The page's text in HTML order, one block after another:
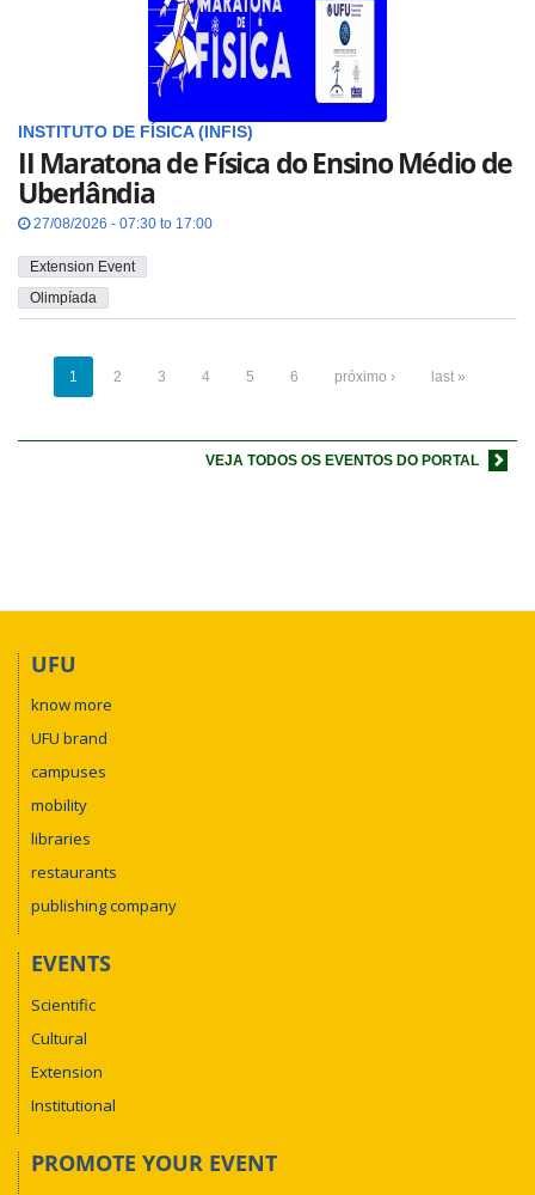
INSTITUTO DE FÍSICA (INFIS)
II Maratona de Física do Ensino Médio de
Uberlândia
27/08/2026 - 07:30 to 17:00
Extension Event
Olimpíada
1 2 3 4 5 6 próximo › last »
VEJA TODOS OS EVENTOS DO PORTAL
UFU
know more
UFU brand
campuses
mobility
libraries
restaurants
publishing company
EVENTS
Scientific
Cultural
Extension
Institutional
PROMOTE YOUR EVENT